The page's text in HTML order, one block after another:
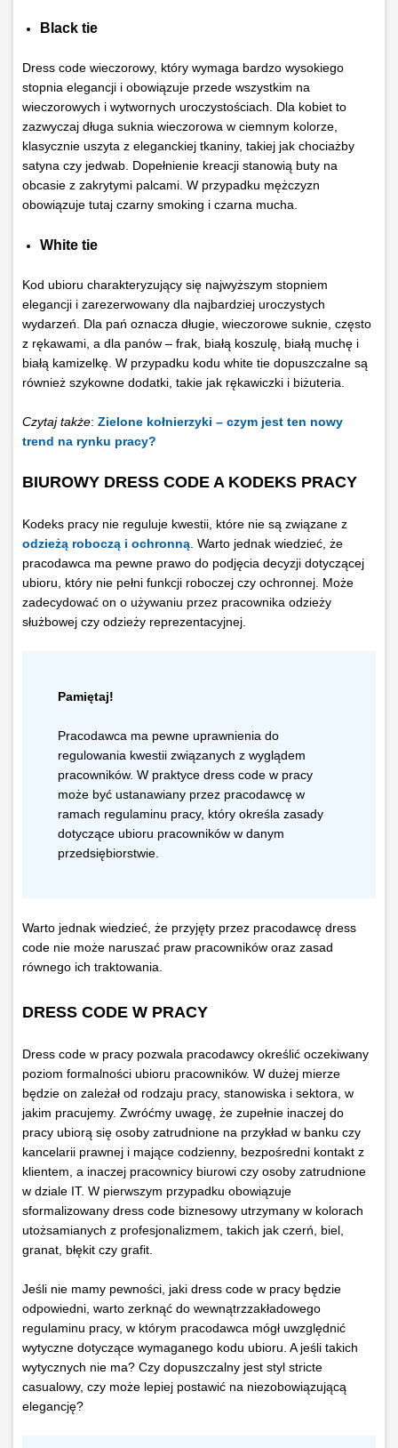
Black tie
Dress code wieczorowy, który wymaga bardzo wysokiego
stopnia elegancji i obowiązuje przede wszystkim na
wieczorowych i wytwornych uroczystościach. Dla kobiet to
zazwyczaj długa suknia wieczorowa w ciemnym kolorze,
klasycznie uszyta z eleganckiej tkaniny, takiej jak chociażby
satyna czy jedwab. Dopełnienie kreacji stanowią buty na
obcasie z zakrytymi palcami. W przypadku mężczyzn
obowiązuje tutaj czarny smoking i czarna mucha.
White tie
Kod ubioru charakteryzujący się najwyższym stopniem
elegancji i zarezerwowany dla najbardziej uroczystych
wydarzeń. Dla pań oznacza długie, wieczorowe suknie, często
z rękawami, a dla panów – frak, białą koszulę, białą muchę i
białą kamizelkę. W przypadku kodu white tie dopuszczalne są
również szykowne dodatki, takie jak rękawiczki i biżuteria.
Czytaj także: Zielone kołnierzyki – czym jest ten nowy
trend na rynku pracy?
BIUROWY DRESS CODE A KODEKS PRACY
Kodeks pracy nie reguluje kwestii, które nie są związane z
odzieżą roboczą i ochronną . Warto jednak wiedzieć, że
pracodawca ma pewne prawo do podjęcia decyzji dotyczącej
ubioru, który nie pełni funkcji roboczej czy ochronnej. Może
zadecydować on o używaniu przez pracownika odzieży
służbowej czy odzieży reprezentacyjnej.
Pamiętaj!
Pracodawca ma pewne uprawnienia do
regulowania kwestii związanych z wyglądem
pracowników. W praktyce dress code w pracy
może być ustanawiany przez pracodawcę w
ramach regulaminu pracy, który określa zasady
dotyczące ubioru pracowników w danym
przedsiębiorstwie.
Warto jednak wiedzieć, że przyjęty przez pracodawcę dress
code nie może naruszać praw pracowników oraz zasad
równego ich traktowania.
DRESS CODE W PRACY
Dress code w pracy pozwala pracodawcy określić oczekiwany
poziom formalności ubioru pracowników. W dużej mierze
będzie on zależał od rodzaju pracy, stanowiska i sektora, w
jakim pracujemy. Zwróćmy uwagę, że zupełnie inaczej do
pracy ubiorą się osoby zatrudnione na przykład w banku czy
kancelarii prawnej i mające codzienny, bezpośredni kontakt z
klientem, a inaczej pracownicy biurowi czy osoby zatrudnione
w dziale IT. W pierwszym przypadku obowiązuje
sformalizowany dress code biznesowy utrzymany w kolorach
utożsamianych z profesjonalizmem, takich jak czerń, biel,
granat, błękit czy grafit.
Jeśli nie mamy pewności, jaki dress code w pracy będzie
odpowiedni, warto zerknąć do wewnątrzzakładowego
regulaminu pracy, w którym pracodawca mógł uwzględnić
wytyczne dotyczące wymaganego kodu ubioru. A jeśli takich
wytycznych nie ma? Czy dopuszczalny jest styl stricte
casualowy, czy może lepiej postawić na niezobowiązującą
elegancję?